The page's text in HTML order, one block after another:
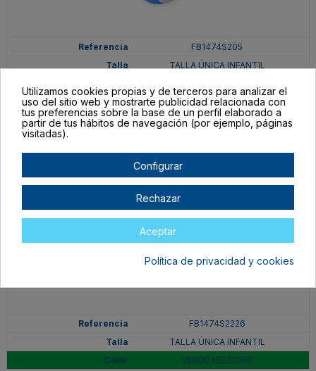
FB1474S205
TALLA ÚNICA INFANTIL
En stock
1,04 €
FB1474S2226
TALLA ÚNICA INFANTIL
VERDE HELECHO
Utilizamos cookies propias y de terceros para analizar el
uso del sitio web y mostrarte publicidad relacionada con
tus preferencias sobre la base de un perfil elaborado a
partir de tus hábitos de navegación (por ejemplo, páginas
visitadas).
Configurar
Rechazar
Aceptar
Política de privacidad y cookies